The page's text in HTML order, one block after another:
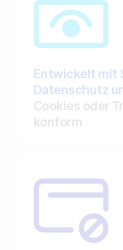
Entwickelt mit
Datenschutz
Cookies oder
konform